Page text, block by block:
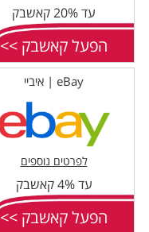
עד 20% קאשבק
הפעל קאשבק >>
eBay | איביי
לפרטים נוספים
עד 4% קאשבק
הפעל קאשבק >>